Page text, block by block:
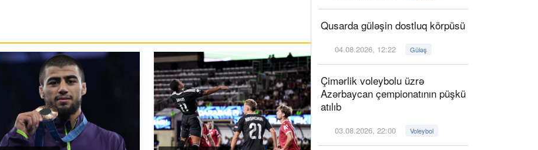
Qusarda güləşin dostluq körpüsü
04.08.2026, 12:22 Güləş
Çimərlik voleybolu üzrə
Azərbaycan çempionatının püşkü
atılıb
03.08.2026, 22:00 Voleybol